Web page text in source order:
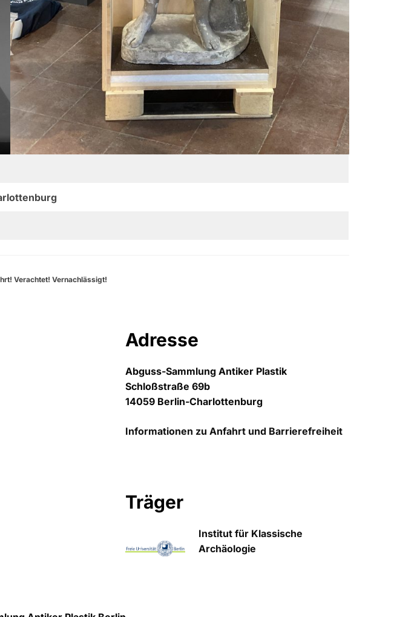
Verachtet! Vernachlässigt!
Adresse
Abguss-Sammlung Antiker Plastik
Schloßstraße 69b
14059 Berlin-Charlottenburg
Informationen zu Anfahrt und Barrierefreiheit
Träger
Institut für Klassische
Archäologie